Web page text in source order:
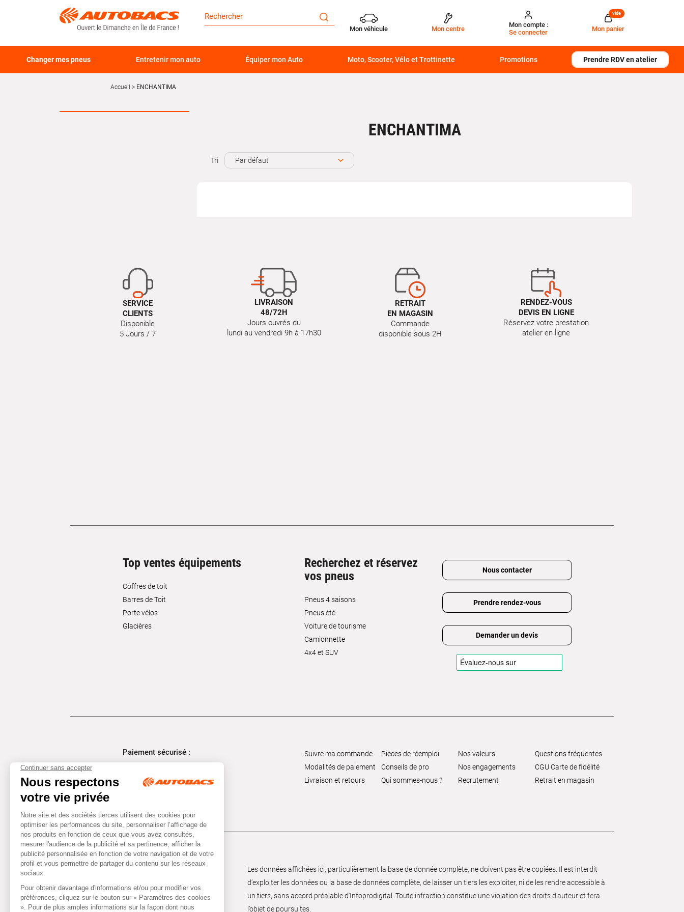
Mon véhicule Mon centre
Mon compte :
Se connecter
Mon panier
vide
Changer mes pneus Entretenir mon auto Équiper mon Auto Moto, Scooter, Vélo et Trottinette Promotions Prendre RDV en atelier
Accueil ENCHANTIMA
ENCHANTIMA
Tri Par défaut
SERVICE
CLIENTS
Disponible
5 Jours / 7
LIVRAISON
48/72H
Jours ouvrés du
lundi au vendredi 9h à 17h30
RETRAIT
EN MAGASIN
Commande
disponible sous 2H
RENDEZ-VOUS
DEVIS EN LIGNE
Réservez votre prestation
atelier en ligne
Top ventes équipements
Coffres de toit
Barres de Toit
Porte vélos
Glacières
Recherchez et réservez
vos pneus
Pneus 4 saisons
Pneus été
Voiture de tourisme
Camionnette
4x4 et SUV
Nous contacter
Prendre rendez-vous
Demander un devis
Paiement sécurisé :
Suivre ma commande
Modalités de paiement
Livraison et retours
Pièces de réemploi
Conseils de pro
Qui sommes-nous ?
Nos valeurs
Nos engagements
Recrutement
Questions fréquentes
CGU Carte de fidélité
Retrait en magasin
Les données affichées ici, particulièrement la base de donnée complète, ne doivent pas être copiées. Il est interdit
d’exploiter les données ou la base de données complète, de laisser un tiers les exploiter, ni de les rendre accessible à
un tiers, sans accord préalable d'Infoprodigital. Toute infraction constitue une violation des droits d’auteur et fera
l’objet de poursuites.